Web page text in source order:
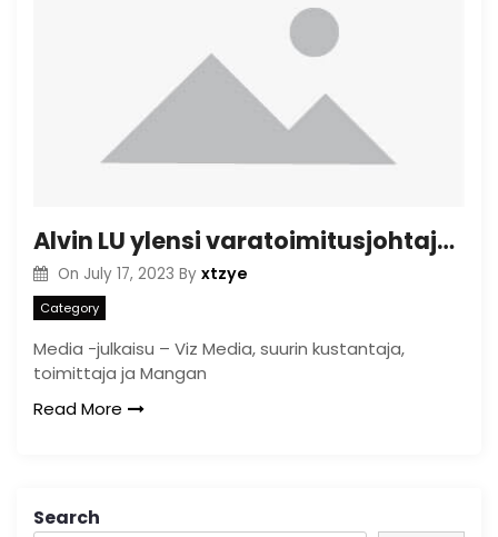
Alvin LU ylensi varatoimitusjohtaja Viz Media Publishing
On July 17, 2023 By xtzye
Category
Media -julkaisu – Viz Media, suurin kustantaja,
toimittaja ja Mangan
Read More
Search